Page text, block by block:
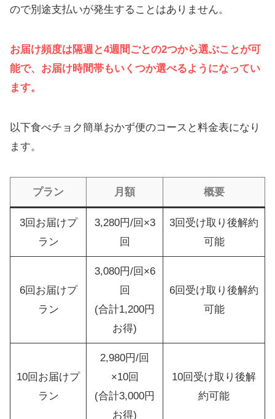
ので別途支払いが発生することはありません。
お届け頻度は隔週と4週間ごとの2つから選ぶことが可
能で、お届け時間帯もいくつか選べるようになってい
ます。
以下食べチョク簡単おかず便のコースと料金表になり
ます。
プラン 月額 概要
3回お届けプ
ラン
3,280円/回×3
回
3回受け取り後解約
可能
6回お届けプ
ラン
3,080円/回×6
回
(合計1,200円
お得)
6回受け取り後解約
可能
10回お届けプ
ラン
2,980円/回
×10回
(合計3,000円
お得)
10回受け取り後解
約可能